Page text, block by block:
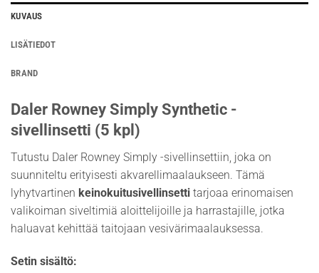
KUVAUS
LISÄTIEDOT
BRAND
Daler Rowney Simply Synthetic -
sivellinsetti (5 kpl)
Tutustu Daler Rowney Simply -sivellinsettiin, joka on
suunniteltu erityisesti akvarellimaalaukseen. Tämä
lyhytvartinen keinokuitusivellinsetti tarjoaa erinomaisen
valikoiman siveltimiä aloittelijoille ja harrastajille, jotka
haluavat kehittää taitojaan vesivärimaalauksessa.
Setin sisältö: